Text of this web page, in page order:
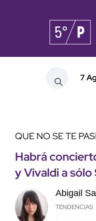
7
QUE NO SE TE
Habrá
y Vivaldi a
Abigail
TENDENCIAS